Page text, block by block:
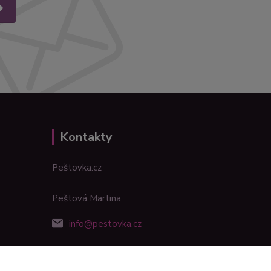
Kontakty
Peštovka.cz
Peštová Martina
info@pestovka.cz